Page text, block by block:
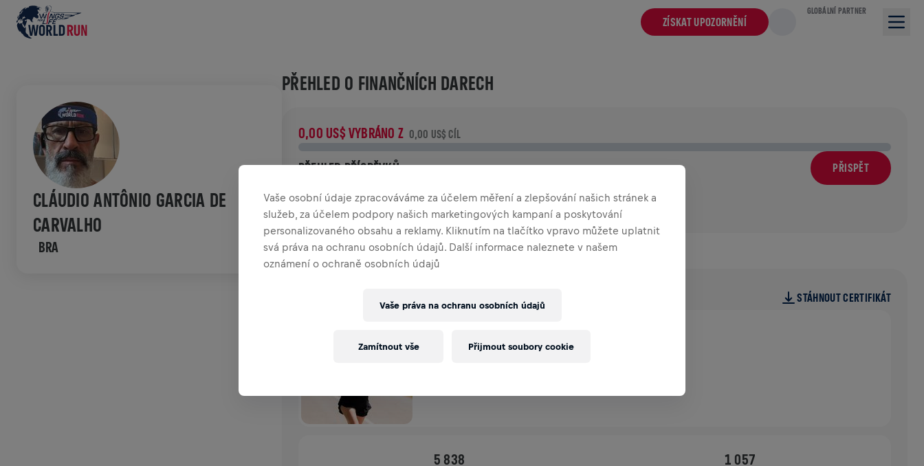
ZÍSKAT UPOZORNĚNÍ
GLOBÁLNÍ PARTNER
CLÁUDIO ANTÔNIO GARCIA DE
CARVALHO
BRA
PŘEHLED O FINANČNÍCH DARECH
0,00 US$ VYBRÁNO Z 0,00 US$ CÍL
PŘEHLED PŘÍSPĚVKŮ PŘISPĚT
Přispěj ke změně! 100% z tvého příspěvku jde přímo na výzkum
poranění míchy.
HISTORIE
WINGS FOR LIFE WORLD RUN STÁHNOUT CERTIFIKÁT
APP RUN
5 838 1 057
Vaše osobní údaje zpracováváme za účelem měření a zlepšování našich stránek a
služeb, za účelem podpory našich marketingových kampaní a poskytování
personalizovaného obsahu a reklamy. Kliknutím na tlačítko vpravo můžete uplatnit
svá práva na ochranu osobních údajů. Další informace naleznete v našem
oznámení o ochraně osobních údajů
Vaše práva na ochranu osobních údajů
Zamítnout vše Přijmout soubory cookie